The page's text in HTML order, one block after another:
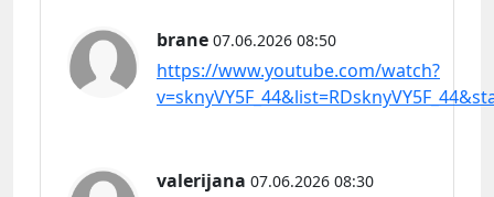
brane 07.06.2026 08:50
https://www.youtube.com/watch?
valerijana 07.06.2026 08:30